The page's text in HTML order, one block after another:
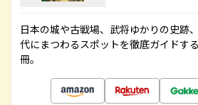
日本の城や古戦場、武将ゆかりの史跡
代にまつわるスポットを徹底ガイドす
冊。